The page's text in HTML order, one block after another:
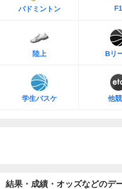
バドミントン F1
陸上 Bリ
学生バスケ 他
結果・成績・オッズなどのデ